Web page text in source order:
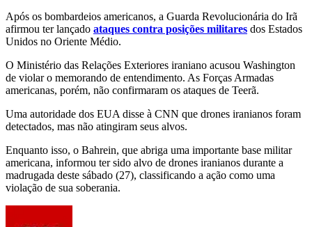
Após os bombardeios americanos, a Guarda Revolucionária do Irã
afirmou ter lançado ataques contra posições militares dos Estados
Unidos no Oriente Médio.
O Ministério das Relações Exteriores iraniano acusou Washington
de violar o memorando de entendimento. As Forças Armadas
americanas, porém, não confirmaram os ataques de Teerã.
Uma autoridade dos EUA disse à CNN que drones iranianos foram
detectados, mas não atingiram seus alvos.
Enquanto isso, o Bahrein, que abriga uma importante base militar
americana, informou ter sido alvo de drones iranianos durante a
madrugada deste sábado (27), classificando a ação como uma
violação de sua soberania.